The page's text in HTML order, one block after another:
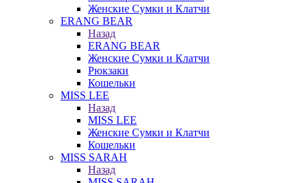
Женские Сумки и Клатчи
ERANG BEAR
Назад
ERANG BEAR
Женские Сумки и Клатчи
Рюкзаки
Кошельки
MISS LEE
Назад
MISS LEE
Женские Сумки и Клатчи
Кошельки
MISS SARAH
Назад